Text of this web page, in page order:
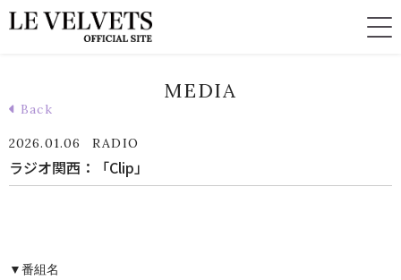
MEDIA
Back
2026.01.06 RADIO
ラジオ関西：「Clip」
▼番組名